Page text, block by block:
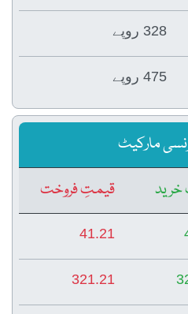
328 روپے
475 روپے
مارکیٹ
قیمتِ فروخت
41.21
321.21